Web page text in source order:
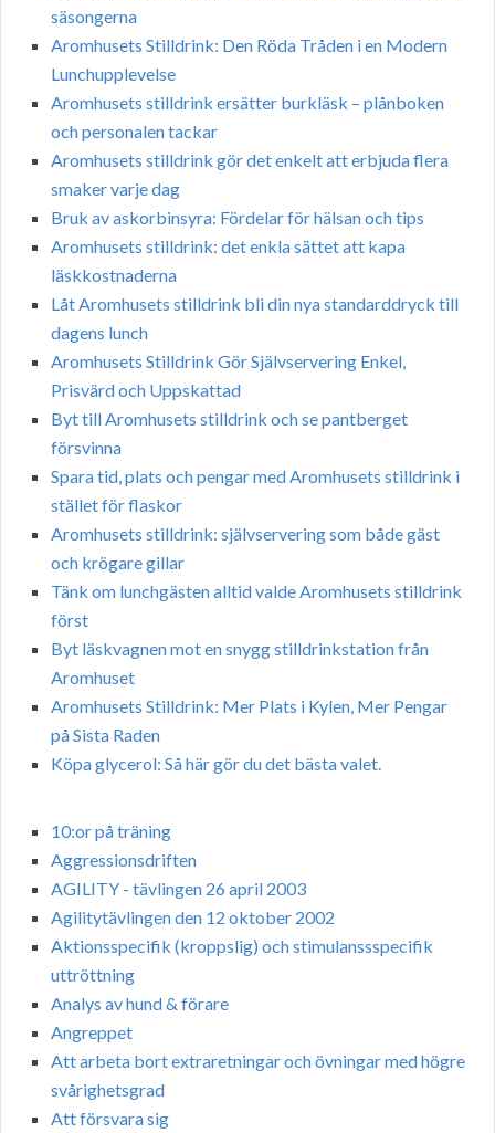
säsongerna
Aromhusets Stilldrink: Den Röda Tråden i en Modern
Lunchupplevelse
Aromhusets stilldrink ersätter burkläsk – plånboken
och personalen tackar
Aromhusets stilldrink gör det enkelt att erbjuda flera
smaker varje dag
Bruk av askorbinsyra: Fördelar för hälsan och tips
Aromhusets stilldrink: det enkla sättet att kapa
läskkostnaderna
Låt Aromhusets stilldrink bli din nya standarddryck till
dagens lunch
Aromhusets Stilldrink Gör Självservering Enkel,
Prisvärd och Uppskattad
Byt till Aromhusets stilldrink och se pantberget
försvinna
Spara tid, plats och pengar med Aromhusets stilldrink i
stället för flaskor
Aromhusets stilldrink: självservering som både gäst
och krögare gillar
Tänk om lunchgästen alltid valde Aromhusets stilldrink
först
Byt läskvagnen mot en snygg stilldrinkstation från
Aromhuset
Aromhusets Stilldrink: Mer Plats i Kylen, Mer Pengar
på Sista Raden
Köpa glycerol: Så här gör du det bästa valet.
10:or på träning
Aggressionsdriften
AGILITY - tävlingen 26 april 2003
Agilitytävlingen den 12 oktober 2002
Aktionsspecifik (kroppslig) och stimulanssspecifik
uttröttning
Analys av hund & förare
Angreppet
Att arbeta bort extraretningar och övningar med högre
svårighetsgrad
Att försvara sig